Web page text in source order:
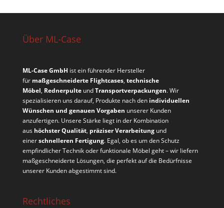
Über ML-Case
ML-Case GmbH ist ein führender Hersteller
für maßgeschneiderte Flightcases, technische
Möbel, RednerpulteundTransportverpackungen. Wir
spezialisieren uns darauf, Produkte nach den individuellen
Wünschen und genauen Vorgaben unserer Kunden
anzufertigen. Unsere Stärke liegt in der Kombination
aus höchster Qualität, präziser Verarbeitungund
einerschnelleren Fertigung. Egal, ob es um den Schutz
empfindlicher Technik oder funktionale Möbel geht – wir liefern
maßgeschneiderte Lösungen, die perfekt auf die Bedürfnisse
unserer Kunden abgestimmt sind.
Rechtliches